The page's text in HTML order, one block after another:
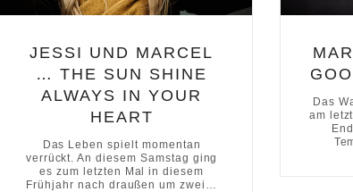
JESSI UND MARCEL
… THE SUN SHINE
ALWAYS IN YOUR
HEART
Das Leben spielt momentan
verrückt. An diesem Samstag ging
es zum letzten Mal in diesem
Frühjahr nach draußen um zwei…
Das
am